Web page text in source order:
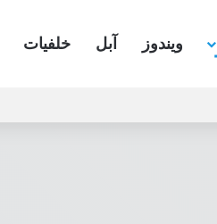
ويندوز آبل خلفيات